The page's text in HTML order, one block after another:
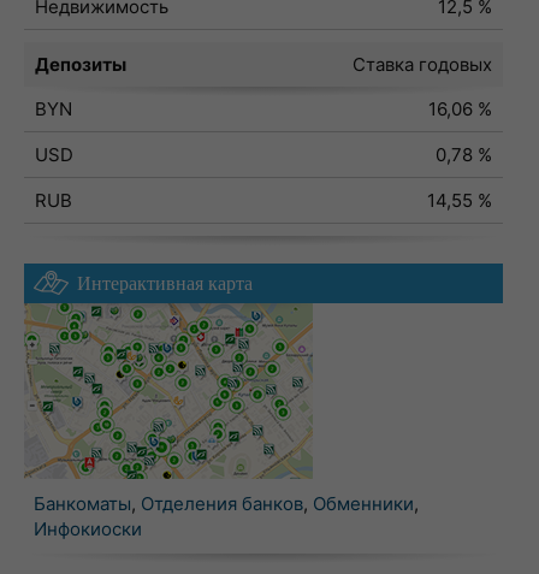
Недвижимость
12,5 %
Депозиты
Ставка годовых
BYN
16,06 %
USD
0,78 %
RUB
14,55 %
Интерактивная карта
Банкоматы, Отделения банков, Обменники,
Инфокиоски